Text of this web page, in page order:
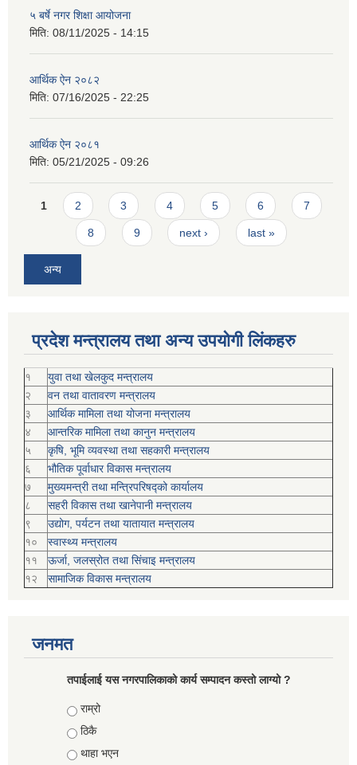
५ बर्षे नगर शिक्षा आयोजना
मिति: 08/11/2025 - 14:15
आर्थिक ऐन २०८२
मिति: 07/16/2025 - 22:25
आर्थिक ऐन २०८१
मिति: 05/21/2025 - 09:26
Pages
1 2 3 4 5 6 7
8 9 next › last »
अन्य
प्रदेश मन्त्रालय तथा अन्य उपयोगी लिंकहरु
१
युवा तथा खेलकुद मन्त्रालय
२
वन तथा वातावरण मन्त्रालय
३
आर्थिक मामिला तथा योजना मन्त्रालय
४
आन्तरिक मामिला तथा कानुन मन्त्रालय
५
कृषि, भूमि व्यवस्था तथा सहकारी मन्त्रालय
६
भौतिक पूर्वाधार विकास मन्त्रालय
७
मुख्यमन्त्री तथा मन्त्रिपरिषद्को कार्यालय
८
सहरी विकास तथा खानेपानी मन्त्रालय
९
उद्योग, पर्यटन तथा यातायात मन्त्रालय
१०
स्वास्थ्य मन्त्रालय
११
ऊर्जा, जलस्रोत तथा सिंचाइ मन्त्रालय
१२
सामाजिक विकास मन्‍‍त्रालय
जनमत
तपाईलाई यस नगरपालिकाको कार्य सम्पादन कस्तो लाग्यो ?
Choices
राम्रो
ठिकै
थाहा भएन